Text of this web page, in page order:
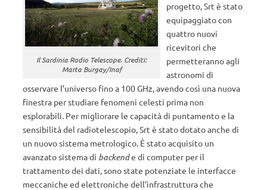
Il Sardinia Radio Telescope. Crediti:
Marta Burgay/Inaf
progetto, Srt è stato
equipaggiato con
quattro nuovi
ricevitori che
permetteranno agli
astronomi di
osservare l’universo fino a 100 GHz, avendo così una nuova
finestra per studiare fenomeni celesti prima non
esplorabili. Per migliorare le capacità di puntamento e la
sensibilità del radiotelescopio, Srt è stato dotato anche di
un nuovo sistema metrologico. È stato acquisito un
avanzato sistema di backende di computer per il
trattamento dei dati, sono state potenziate le interfacce
meccaniche ed elettroniche dell’infrastruttura che